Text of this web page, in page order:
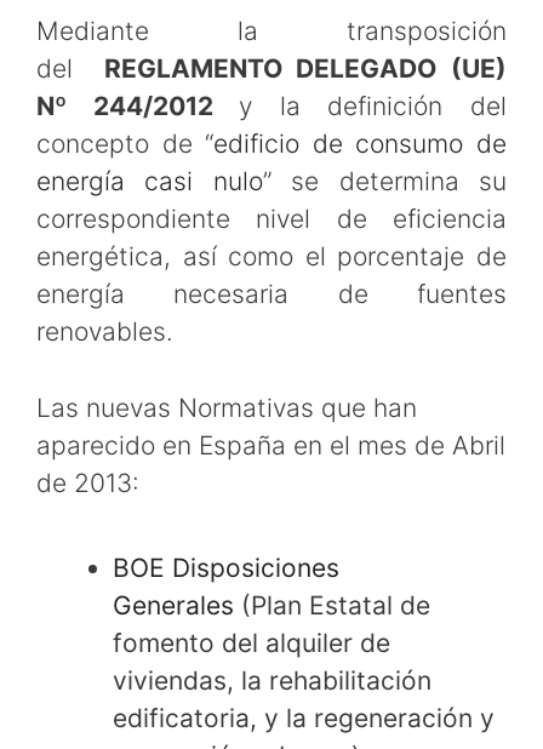
Mediante la transposición
del REGLAMENTO DELEGADO (UE)
Nº 244/2012 y la definición del
concepto de “edificio de consumo de
energía casi nulo” se determina su
correspondiente nivel de eficiencia
energética, así como el porcentaje de
energía necesaria de fuentes
renovables.
Las nuevas Normativas que han
aparecido en España en el mes de Abril
de 2013:
BOE Disposiciones
Generales (Plan Estatal de
fomento del alquiler de
viviendas, la rehabilitación
edificatoria, y la regeneración y